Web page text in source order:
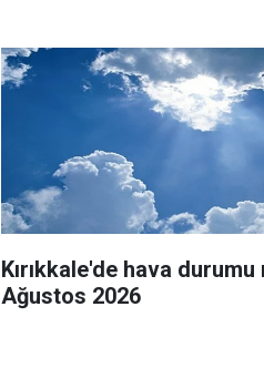
Kırıkkale'de hava durumu
Ağustos 2026